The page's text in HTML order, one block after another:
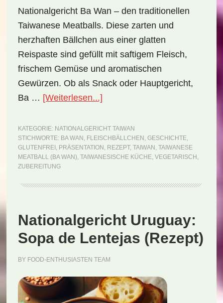
Nationalgericht Ba Wan – den traditionellen
Taiwanese Meatballs. Diese zarten und
herzhaften Bällchen aus einer glatten
Reispaste sind gefüllt mit saftigem Fleisch,
frischem Gemüse und aromatischen
Gewürzen. Ob als Snack oder Hauptgericht,
Ba … [Weiterlesen...]ÜberNationalgericht
Taiwanese
Meatball
(Ba
(Rezept)
KATEGORIE: NATIONALGERICHT TAIWAN
STICHWORTE: BA WAN , FLEISCHBÄLLCHEN , GESCHICHTE,
GLUTENFREI , PRÄSENTATION , REZEPT, TAIWAN , TAIWANESE
MEATBALL (BA WAN), TAIWANESISCHE KÜCHE, VEGETARISCH ,
ZUBEREITUNG
Nationalgericht Uruguay:
Sopa de Lentejas (Rezept)
BY FOOD-ENTHUSIASTEN TEAM